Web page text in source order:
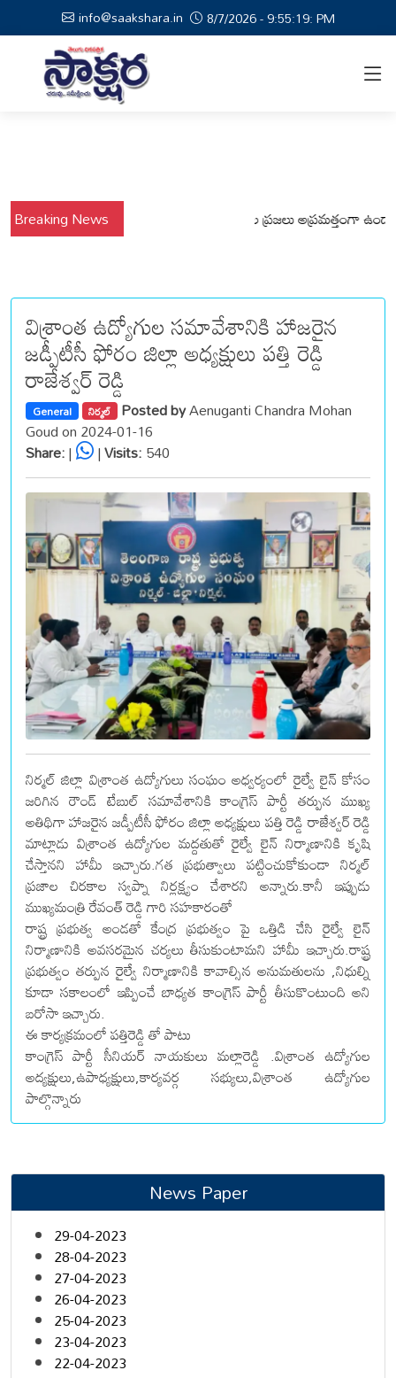
info@saakshara.in 8/7/2026 - 9:55:20: PM
Breaking News
నేపథ్యంలో కోటపల్లి, వేమనపల్లి మండలాల ప్రజలు అప్రమత్తంగా ఉండాలి
విశ్రాంత ఉద్యోగుల సమావేశానికి హాజరైన
జడ్పీటీసీ ఫోరం జిల్లా అధ్యక్షులు పత్తి రెడ్డి
రాజేశ్వర్ రెడ్డి
General నిర్మల్ Posted byAenuganti Chandra Mohan
Goud on 2024-01-16
Share:| |Visits:540
నిర్మల్ జిల్లా విశ్రాంత ఉద్యోగులు సంఘం అధ్వర్యంలో రైల్వే లైన్ కోసం
జరిగిన రౌండ్ టేబుల్ సమావేశానికి కాంగ్రెస్ పార్టీ తర్పున ముఖ్య
అతిథిగా హాజరైన జడ్పీటీసీ ఫోరం జిల్లా అధ్యక్షులు పత్తి రెడ్డి రాజేశ్వర్ రెడ్డి
మాట్లాడు విశ్రాంత ఉద్యోగుల మద్దతుతో రైల్వే లైన్ నిర్మాణానికి కృషి
చేస్తానని హామీ ఇచ్చారు.గత ప్రభుత్వాలు పట్టించుకోకుండా నిర్మల్
ప్రజాల చిరకాల స్వప్నా నిర్లక్ష్యం చేశారని అన్నారు.కానీ ఇప్పుడు
ముఖ్యమంత్రి రేవంత్ రెడ్డి గారి సహకారంతో
రాష్ట్ర ప్రభుత్వ అండతో కేంద్ర ప్రభుత్వం పై ఒత్తిడి చేసి రైల్వే లైన్
నిర్మాణానికి అవసరమైన చర్యలు తీసుకుంటామని హామీ ఇచ్చారు.రాష్ట్ర
ప్రభుత్వం తర్పున రైల్వే నిర్మాణానికి కావాల్సిన అనుమతులను ,నిధుల్ని
కూడా సకాలంలో ఇప్పించే బాధ్యత కాంగ్రెస్ పార్టీ తీసుకొంటుంది అని
బరోసా ఇచ్చారు.
ఈ కార్యక్రమంలో పత్తిరెడ్డి తో పాటు
కాంగ్రెస్ పార్టీ సీనియర్ నాయకులు మల్లారెడ్డి .విశ్రాంత ఉద్యోగుల
అద్యక్షులు,ఉపాధ్యక్షులు,కార్యవర్గ సభ్యులు,విశ్రాంత ఉద్యోగుల
పాల్గొన్నారు
News Paper
29-04-2023
28-04-2023
27-04-2023
26-04-2023
25-04-2023
23-04-2023
22-04-2023